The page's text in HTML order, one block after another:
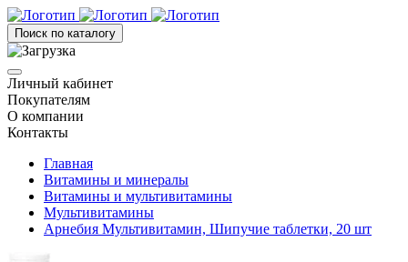
Поиск по каталогу
Личный кабинет
Покупателям
О компании
Контакты
Главная
Витамины и минералы
Витамины и мультивитамины
Мультивитамины
Арнебия Мультивитамин, Шипучие таблетки, 20 шт